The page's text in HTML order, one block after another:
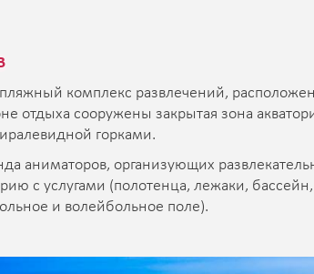
комплекс развлечений,
отдыха сооружены закрытая зона
горками.
аниматоров, организующих
с услугами (полотенца, лежаки,
и волейбольное поле).